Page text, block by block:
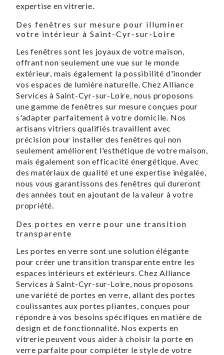
expertise en vitrerie.
Des fenêtres sur mesure pour illuminer
votre intérieur à Saint-Cyr-sur-Loire
Les fenêtres sont les joyaux de votre maison,
offrant non seulement une vue sur le monde
extérieur, mais également la possibilité d'inonder
vos espaces de lumière naturelle. Chez Alliance
Services à Saint-Cyr-sur-Loire, nous proposons
une gamme de fenêtres sur mesure conçues pour
s'adapter parfaitement à votre domicile. Nos
artisans vitriers qualifiés travaillent avec
précision pour installer des fenêtres qui non
seulement améliorent l'esthétique de votre maison,
mais également son efficacité énergétique. Avec
des matériaux de qualité et une expertise inégalée,
nous vous garantissons des fenêtres qui dureront
des années tout en ajoutant de la valeur à votre
propriété.
Des portes en verre pour une transition
transparente
Les portes en verre sont une solution élégante
pour créer une transition transparente entre les
espaces intérieurs et extérieurs. Chez Alliance
Services à Saint-Cyr-sur-Loire, nous proposons
une variété de portes en verre, allant des portes
coulissantes aux portes pliantes, conçues pour
répondre à vos besoins spécifiques en matière de
design et de fonctionnalité. Nos experts en
vitrerie peuvent vous aider à choisir la porte en
verre parfaite pour compléter le style de votre